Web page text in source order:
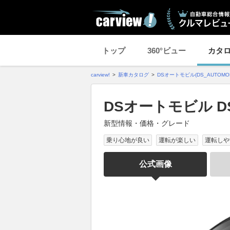
トップ 360°ビュー カタ
carview! 新車カタログ DSオートモビル
DSオートモビル
新型情報・価格・グレード
乗り心地が良い 運転が楽しい 運転し
公式画像